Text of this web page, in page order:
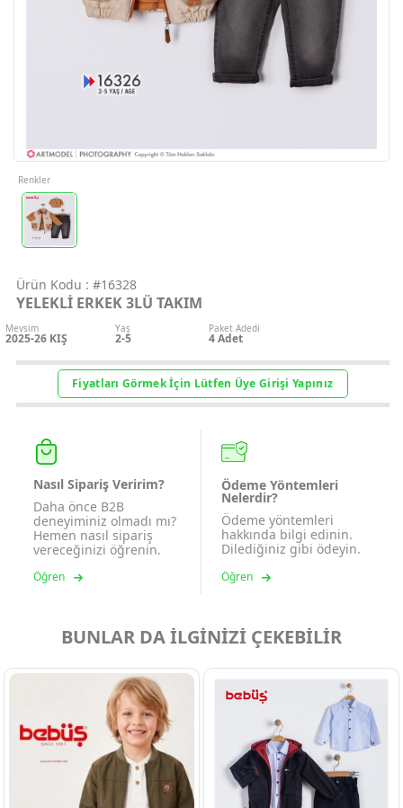
Geri Bildirim
İletişim
Şifremi
Giriş Yap
Ürün Kodu : #16328
YELEKLİ ERKEK 3LÜ TAKIM
Mevsim
2025-26 KIŞ
Yaş
2-5
Paket Adedi
4Adet
Renkler
Fiyatları Görmek İçin Lütfen Üye Girişi Yapınız
Nasıl Sipariş Veririm?
Daha önce B2B
deneyiminiz olmadı mı?
Hemen nasıl sipariş
vereceğinizi öğrenin.
Öğren
Ödeme Yöntemleri
Nelerdir?
Ödeme yöntemleri
hakkında bilgi edinin.
Dilediğiniz gibi ödeyin.
Öğren
BUNLAR DA İLGİNİZİ ÇEKEBİLİR